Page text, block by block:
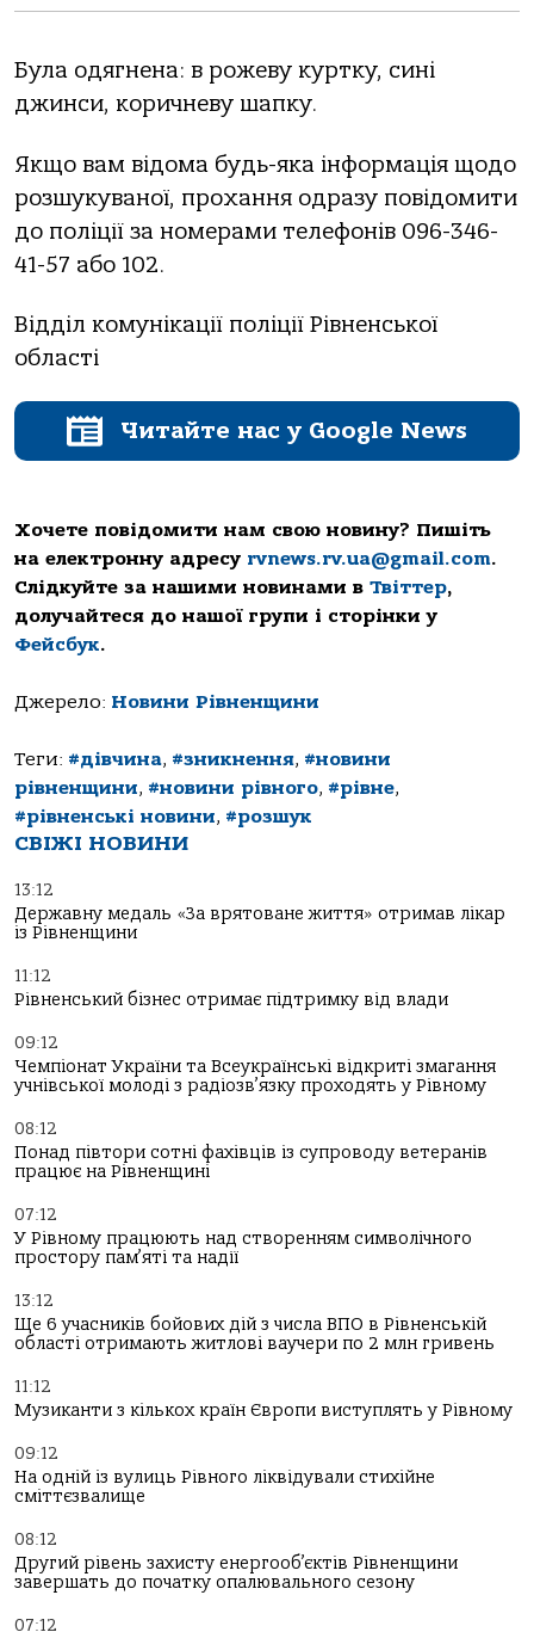
Була одягнена: в рожеву куртку, сині
джинси, коричневу шапку.
Якщо вам відома будь-яка інформація щодо
розшукуваної, прохання одразу повідомити
до поліції за номерами телефонів 096-346-
41-57 або 102.
Відділ комунікації поліції Рівненської
області
Читайте нас у Google News
Хочете повідомити нам свою новину? Пишіть
на електронну адресу rvnews.rv.ua@gmail.com.
Слідкуйте за нашими новинами в Твіттер,
долучайтеся до нашої групи і сторінки у
Фейсбук.
Джерело: Новини Рівненщини
Теги: #дівчина, #зникнення, #новини
рівненщини, #новини рівного, #рівне,
#рівненські новини, #розшук
СВІЖІ НОВИНИ
13:12
Державну медаль «За врятоване життя» отримав лікар
із Рівненщини
11:12
Рівненський бізнес отримає підтримку від влади
09:12
Чемпіонат України та Всеукраїнські відкриті змагання
учнівської молоді з радіозв’язку проходять у Рівному
08:12
Понад півтори сотні фахівців із супроводу ветеранів
працює на Рівненщині
07:12
У Рівному працюють над створенням символічного
простору пам’яті та надії
13:12
Ще 6 учасників бойових дій з числа ВПО в Рівненській
області отримають житлові ваучери по 2 млн гривень
11:12
Музиканти з кількох країн Європи виступлять у Рівному
09:12
На одній із вулиць Рівного ліквідували стихійне
сміттєзвалище
08:12
Другий рівень захисту енергооб’єктів Рівненщини
завершать до початку опалювального сезону
07:12